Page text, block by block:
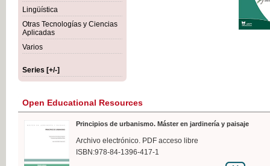
Lingüística
Otras Tecnologías y Ciencias
Aplicadas
Varios
Series [+/-]
Open Educational Resources
Principios de urbanismo. Máster en jardinería y paisaje
Archivo electrónico. PDF acceso libre
ISBN:978-84-1396-417-1